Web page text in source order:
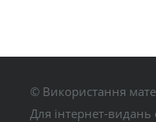
© Використання
Для інтернет-